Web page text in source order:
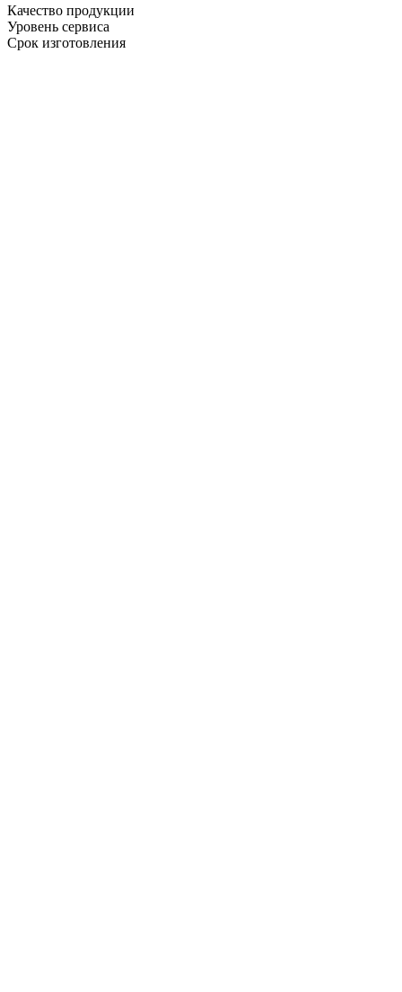
Качество продукции
Уровень сервиса
Срок изготовления